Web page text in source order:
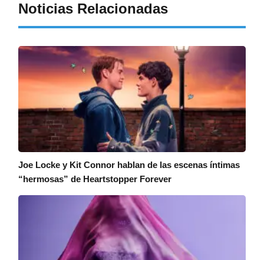
Noticias Relacionadas
Joe Locke y Kit Connor hablan de las escenas íntimas
“hermosas” de Heartstopper Forever